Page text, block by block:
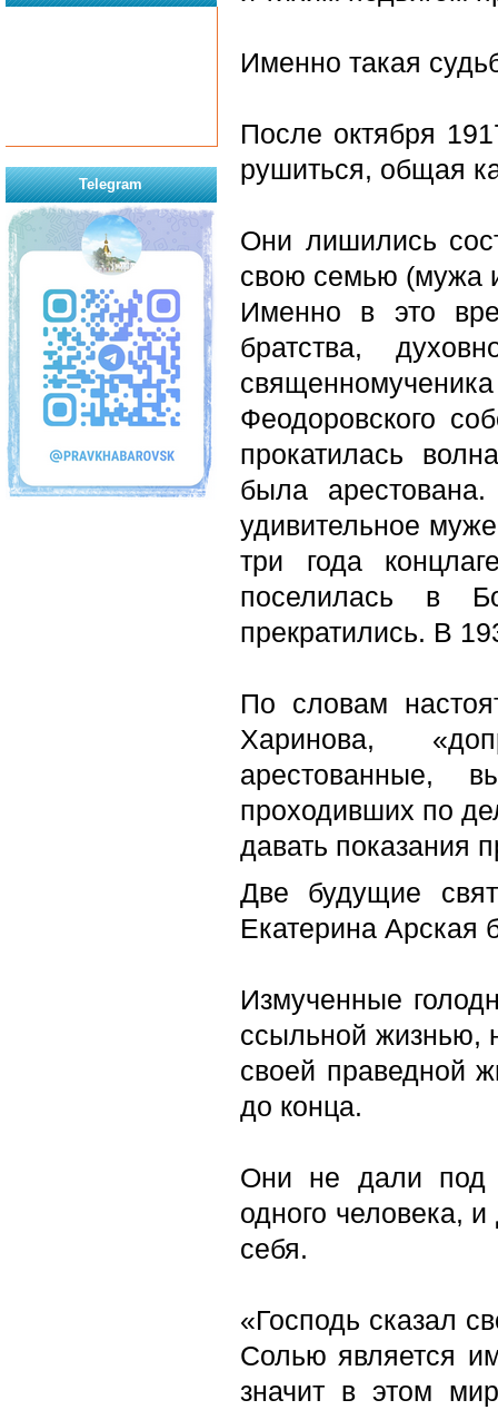
Именно такая
После октября
рушиться, общая
Они лишились
свою семью (мужа
Именно в это
братства,
Феодоровского
прокатилась
была
удивительное
три года
поселилась в
прекратились. В
По словам
Харинова,
арестованные,
проходивших по
давать показания
Две будущие
Екатерина Арская
Измученные
ссыльной жизнью,
своей праведной
до конца.
Они не дали под
одного человека,
себя.
«Господь сказал
Солью является
значит в этом
Telegram